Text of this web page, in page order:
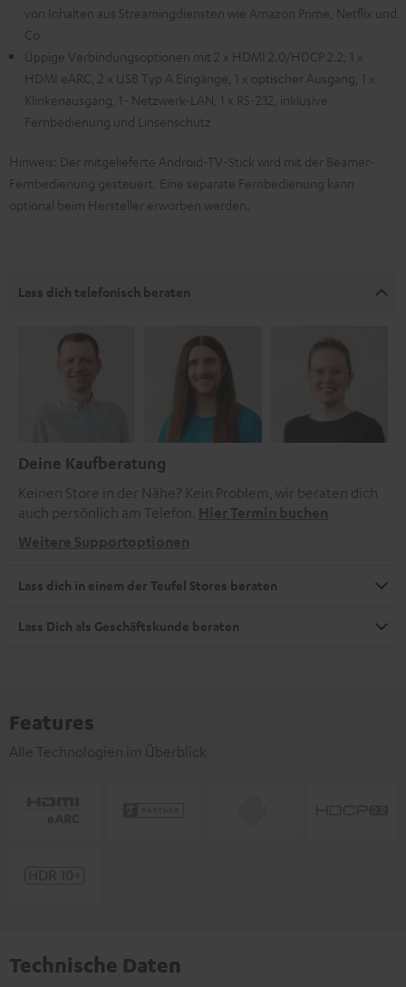
von Inhalten aus Streamingdiensten wie Amazon Prime, Netflix und
Co
Üppige Verbindungsoptionen mit 2 x HDMI 2.0/HDCP 2.2, 1 x
HDMI eARC, 2 x USB Typ A Eingänge, 1 x optischer Ausgang, 1 x
Klinkenausgang, 1- Netzwerk-LAN, 1 x RS-232, inklusive
Fernbedienung und Linsenschutz
Hinweis: Der mitgelieferte Android-TV-Stick wird mit der Beamer-
Fernbedienung gesteuert. Eine separate Fernbedienung kann
optional beim Hersteller erworben werden.
Lass dich telefonisch beraten
Deine Kaufberatung
Keinen Store in der Nähe? Kein Problem, wir beraten dich
auch persönlich am Telefon. Hier Termin buchen
Weitere Supportoptionen
Lass dich in einem der Teufel Stores beraten
Lass Dich als Geschäftskunde beraten
Features
Alle Technologien im Überblick
Technische Daten